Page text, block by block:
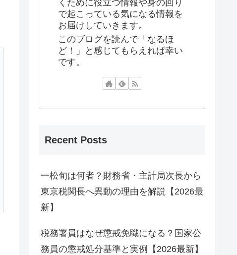
くために役立つ情報や身の回り
で起こっている気になる情報を
お届けしていきます。
このブログを読んで「なるほ
ど！」と感じてもらえれば幸い
です。
Recent Posts
一松旬は何者？財務省・主計局次長から
東京税関長へ異動の理由を解説【2026最
新】
税務署員はなぜ懲戒免職になる？国家公
務員の懲戒処分基準と実例【2026最新】